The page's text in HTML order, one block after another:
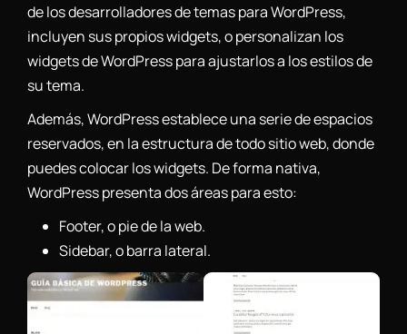
de los desarrolladores de temas para WordPress,
incluyen sus propios widgets, o personalizan los
widgets de WordPress para ajustarlos a los estilos de
su tema.
Además, WordPress establece una serie de espacios
reservados, en la estructura de todo sitio web, donde
puedes colocar los widgets. De forma nativa,
WordPress presenta dos áreas para esto:
Footer, o pie de la web.
Sidebar, o barra lateral.